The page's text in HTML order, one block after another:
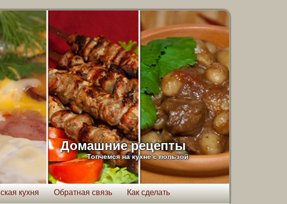
Домашние рецепты
Топчемся на кухне с пользой
кухня Обратная связь Как сделать